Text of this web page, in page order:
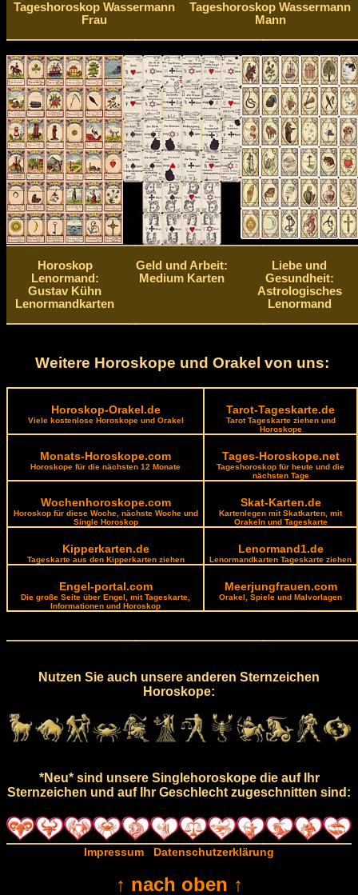
Tageshoroskop Wassermann
Frau
Tageshoroskop Wassermann
Mann
Horoskop
Lenormand:
Gustav Kühn
Lenormandkarten
Geld und Arbeit:
Medium Karten
Liebe und
Gesundheit:
Astrologisches
Lenormand
Weitere Horoskope und Orakel von uns:
Horoskop-Orakel.de
Viele kostenlose Horoskope und Orakel
Tarot-Tageskarte.de
Tarot Tageskarte ziehen und
Horoskope
Monats-Horoskope.com
Horoskope für die nächsten 12 Monate
Tages-Horoskope.net
Tageshoroskop für heute und die
nächsten Tage
Wochenhoroskope.com
Horoskop für diese Woche, nächste Woche und
Single Horoskop
Skat-Karten.de
Kartenlegen mit Skatkarten, mit
Orakeln und Tageskarte
Kipperkarten.de
Tageskarte aus den Kipperkarten ziehen
Lenormand1.de
Lenormandkarten Tageskarte ziehen
Engel-portal.com
Die große Seite über Engel, mit Tageskarte,
Informationen und Horoskop
Meerjungfrauen.com
Orakel, Spiele und Malvorlagen
Nutzen Sie auch unsere anderen Sternzeichen
Horoskope:
*Neu* sind unsere Singlehoroskope die auf Ihr
Sternzeichen und auf Ihr Geschlecht zugeschnitten sind:
Impressum Datenschutzerklärung
↑ nach oben ↑